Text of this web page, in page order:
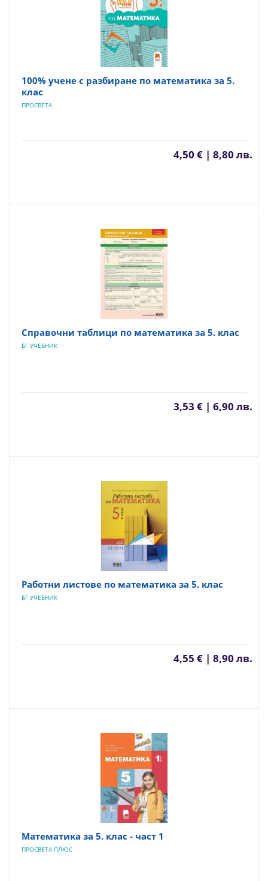
100% учене с разбиране по математика за 5.
клас
ПРОСВЕТА
4,50 € | 8,80 лв.
Справочни таблици по математика за 5. клас
БГ УЧЕБНИК
3,53 € | 6,90 лв.
Работни листове по математика за 5. клас
БГ УЧЕБНИК
4,55 € | 8,90 лв.
Математика за 5. клас - част 1
ПРОСВЕТА ПЛЮС